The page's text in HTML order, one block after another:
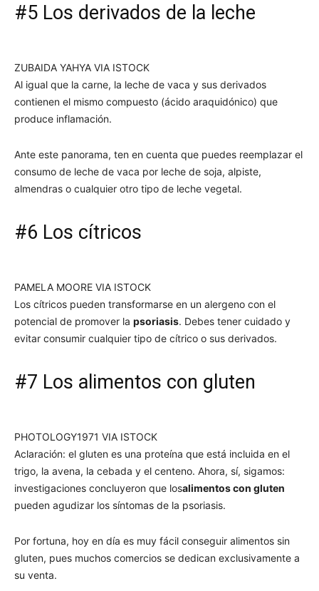
#5 Los derivados de la leche
ZUBAIDA YAHYA VIA ISTOCK
Al igual que la carne, la leche de vaca y sus derivados
contienen el mismo compuesto (ácido araquidónico) que
produce inflamación.
Ante este panorama, ten en cuenta que puedes reemplazar el
consumo de leche de vaca por leche de soja, alpiste,
almendras o cualquier otro tipo de leche vegetal.
#6 Los cítricos
PAMELA MOORE VIA ISTOCK
Los cítricos pueden transformarse en un alergeno con el
potencial de promover la psoriasis. Debes tener cuidado y
evitar consumir cualquier tipo de cítrico o sus derivados.
#7 Los alimentos con gluten
PHOTOLOGY1971 VIA ISTOCK
Aclaración: el gluten es una proteína que está incluida en el
trigo, la avena, la cebada y el centeno. Ahora, sí, sigamos:
investigaciones concluyeron que losalimentos con gluten
pueden agudizar los síntomas de la psoriasis.
Por fortuna, hoy en día es muy fácil conseguir alimentos sin
gluten, pues muchos comercios se dedican exclusivamente a
su venta.